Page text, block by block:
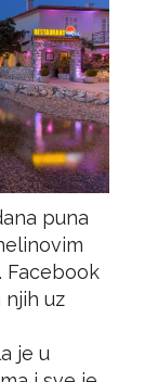
puna
Facebook
njih uz
je u